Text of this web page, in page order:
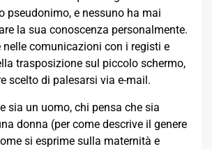
pseudonimo, e nessuno ha mai
la sua conoscenza personalmente.
nelle comunicazioni con i registi e
trasposizione sul piccolo schermo,
scelto di palesarsi via e-mail.
sia un uomo, chi pensa che sia
donna (per come descrive il genere
si esprime sulla maternità e